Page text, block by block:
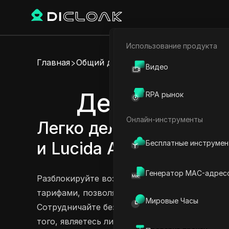
Электронная коммерция
Использование продукта
Видео
RPA рынок
Онлайн-инструменты
Бесплатные
Генератор MAC-
Мировые Часы
Главная Общий доступ к аккаунту
Делитесь
Легко делитесь
и Lucida AI Corporate
Разблокируйте возможности Lucida AI с
тарифами, позволяя вашим аккаунтам быть
Сотрудничайте без забот о раскрытии
того, являетесь ли вы учащимся,